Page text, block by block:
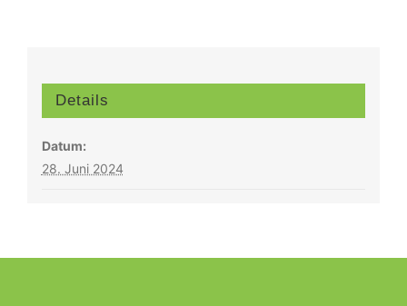
Details
Datum:
28. Juni 2024